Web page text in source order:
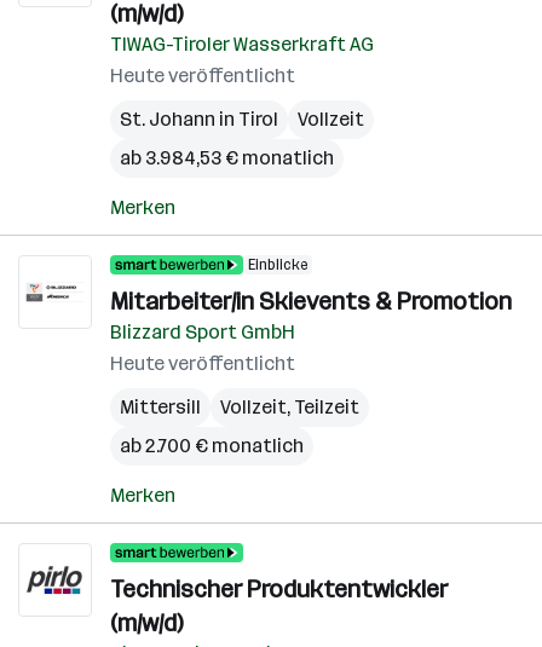
(m/w/d)
TIWAG-Tiroler Wasserkraft AG
Heute veröffentlicht
St. Johann in Tirol
Vollzeit
ab 3.984,53 € monatlich
Merken
Einblicke
Mitarbeiter/in Skievents & Promotion
Blizzard Sport GmbH
Heute veröffentlicht
Mittersill
Vollzeit, Teilzeit
ab 2.700 € monatlich
Merken
Technischer Produktentwickler
(m/w/d)